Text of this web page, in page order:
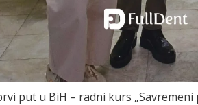
put u BiH – radni kurs